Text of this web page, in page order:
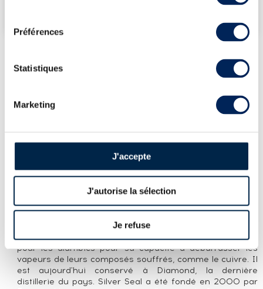
Préférences
Statistiques
Marketing
J'accepte
J'autorise la sélection
Je refuse
ENMORE 21 YEARS 1986 SILVER SEAL
WHISKY COMPANY BOTTLED 2007 SPÉCIAL
Rhum de Demerara (Guyana) distillé en 1986 et
embouteillé en 2007 par Silver Seal après 21 ans
d'élevage. Il a été produit à la distillerie Enmore avec le
single pot still en bois Versailles, déplacé à Enmore après
la fermeture de la distillerie éponyme en 1974. Versailles
a été construit en bois Greenheart, un bois résistant à
l'humidité utilisé dans la construction navale mais aussi
pour les alambics pour sa capacité à débarrasser les
vapeurs de leurs composés souffrés, comme le cuivre. Il
est aujourd'hui conservé à Diamond, la dernière
distillerie du pays. Silver Seal a été fondé en 2000 par